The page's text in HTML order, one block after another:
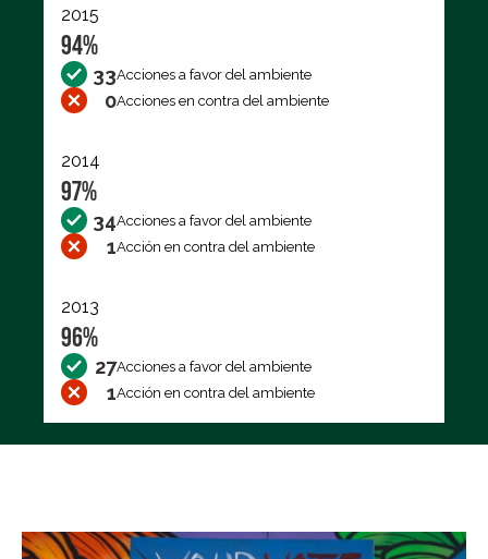
2015
94%
33Acciones a favor del ambiente
0Acciones en contra del ambiente
2014
97%
34Acciones a favor del ambiente
1Acción en contra del ambiente
2013
96%
27Acciones a favor del ambiente
1Acción en contra del ambiente